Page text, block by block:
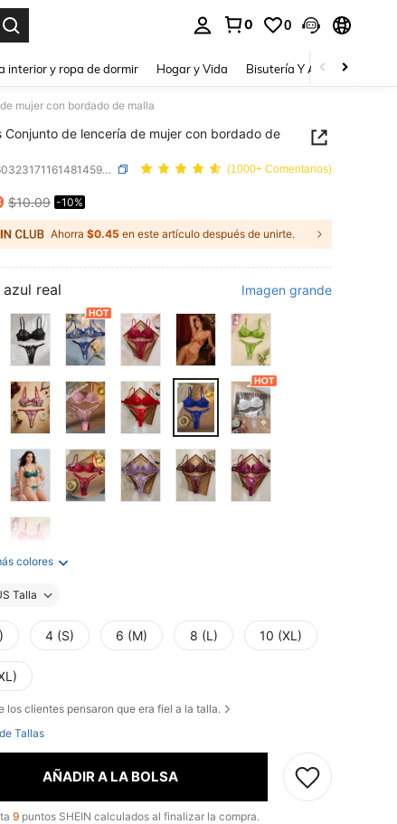
0 0
interior y ropa de dormir Hogar y Vida Bisutería Y Accesorios
mujer con bordado de malla
Conjunto de lencería de mujer con bordado de
SKU: si260323171161481459779 (1000+ Comentarios)
AND AVAILABILITY
$10.09 -10%
Ahorra $0.45 en este artículo después de unirte.
azul real Imagen grande
colores
Talla
4 (S) 6 (M) 8 (L) 10 (XL)
los clientes pensaron que era fiel a la talla.
Tallas
AÑADIR A LA BOLSA
9 puntos SHEIN calculados al finalizar la compra.